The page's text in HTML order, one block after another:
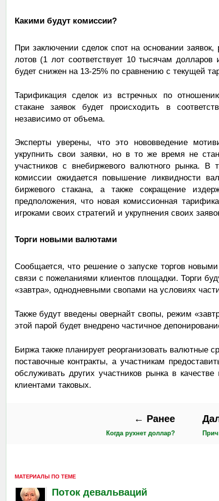
Какими будут комиссии?
При заключении сделок спот на основании
лотов (1 лот соответствует 10 тысячам
будет снижен на 13-25% по сравнению с текущей
Тарификация сделок из встречных по
стакане заявок будет происходить в
независимо от объема.
Эксперты уверены, что это нововведение
укрупнить свои заявки, но в то же время не
участников с внебиржевого валютного рынка.
комиссии ожидается повышение ликвидности
биржевого стакана, а также сокращение
предположения, что новая комиссионная
игроками своих стратегий и укрупнения своих
Торги новыми валютами
Сообщается, что решение о запуске торгов
связи с пожеланиями клиентов площадки. Торги
«завтра», однодневными свопами на условиях
Также будут введены овернайт свопы, режим
этой парой будет внедрено частичное
Биржа также планирует реорганизовать валютные
поставочные контракты, а участникам
обслуживать других участников рынка в
клиентами таковых.
← Ранее
Когда рухнет доллар?
МАТЕРИАЛЫ ПО ТЕМЕ
Поток девальваций